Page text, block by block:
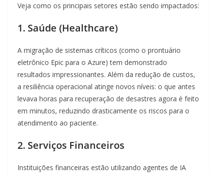
Veja como os principais setores estão sendo impactados:
1. Saúde (Healthcare)
A migração de sistemas críticos (como o prontuário
eletrônico Epic para o Azure) tem demonstrado
resultados impressionantes. Além da redução de custos,
a resiliência operacional atinge novos níveis: o que antes
levava horas para recuperação de desastres agora é feito
em minutos, reduzindo drasticamente os riscos para o
atendimento ao paciente.
2. Serviços Financeiros
Instituições financeiras estão utilizando agentes de IA